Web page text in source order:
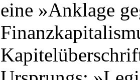
eine »Anklage